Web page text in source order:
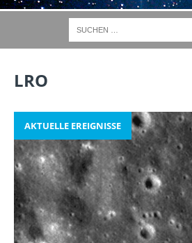
LRO
AKTUELLE EREIGNISSE